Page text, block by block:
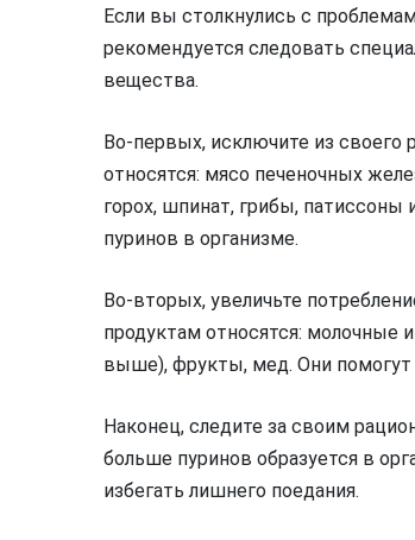
Если вы столкнулись с
рекомендуется следовать
вещества.
Во-первых, исключите из своего
относятся: мясо печеночных
горох, шпинат, грибы, патиссоны
пуринов в организме.
Во-вторых, увеличьте
продуктам относятся: молочные
выше), фрукты, мед. Они помогут
Наконец, следите за своим
больше пуринов образуется в
избегать лишнего поедания.